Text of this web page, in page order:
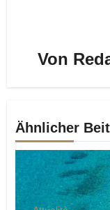
Von
Ähnlicher